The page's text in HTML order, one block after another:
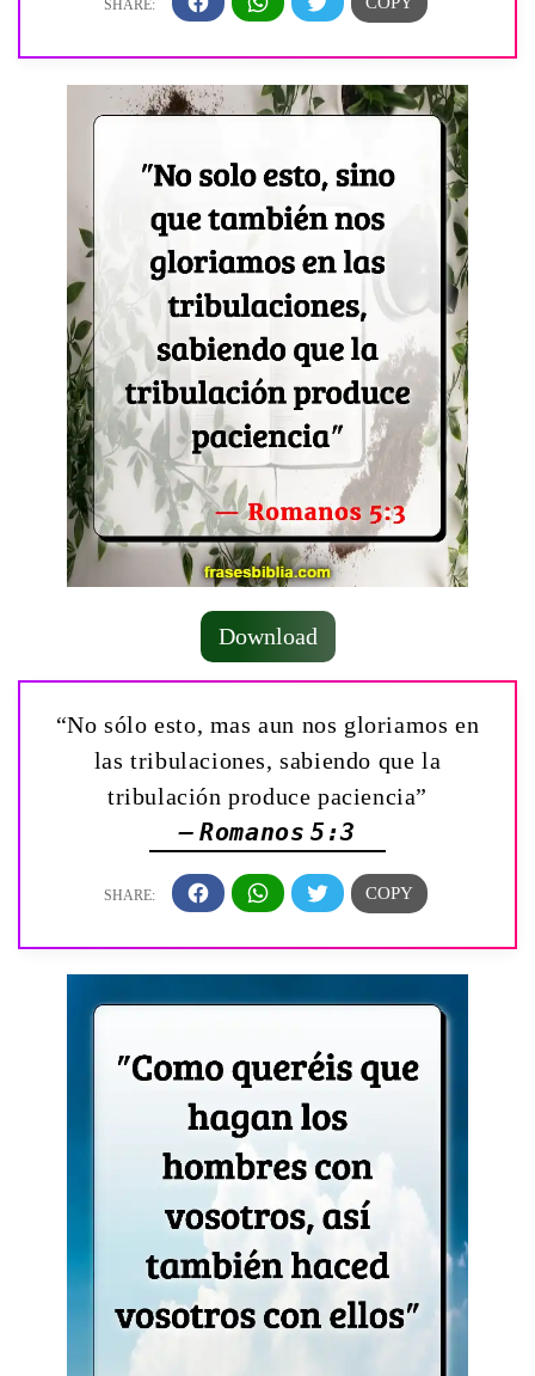
Download
“No sólo esto, mas aun nos gloriamos en
las tribulaciones, sabiendo que la
tribulación produce paciencia”
— Romanos 5:3